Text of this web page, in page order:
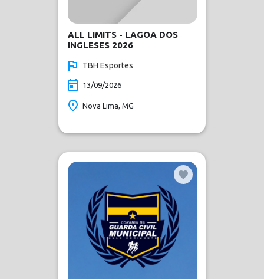
ALL LIMITS - LAGOA DOS
INGLESES 2026
TBH Esportes
13/09/2026
Nova Lima, MG